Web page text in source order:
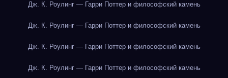
Дж. К. Роулинг — Гарри Поттер и философский камень
Дж. К. Роулинг — Гарри Поттер и философский камень
Дж. К. Роулинг — Гарри Поттер и философский камень
Дж. К. Роулинг — Гарри Поттер и философский камень